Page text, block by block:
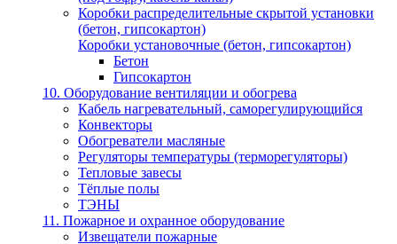
Коробки распределительные скрытой установки
(бетон, гипсокартон)
Коробки установочные (бетон, гипсокартон)
Бетон
Гипсокартон
10. Оборудование вентиляции и обогрева
Кабель нагревательный, саморегулирующийся
Конвекторы
Обогреватели масляные
Регуляторы температуры (терморегуляторы)
Тепловые завесы
Тёплые полы
ТЭНЫ
11. Пожарное и охранное оборудование
Извещатели пожарные